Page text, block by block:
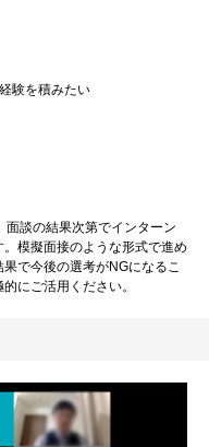
験を積みたい
談の結果次第でインターン
模擬面接のような形式で進め
で今後の選考がNGになるこ
にご活用ください。